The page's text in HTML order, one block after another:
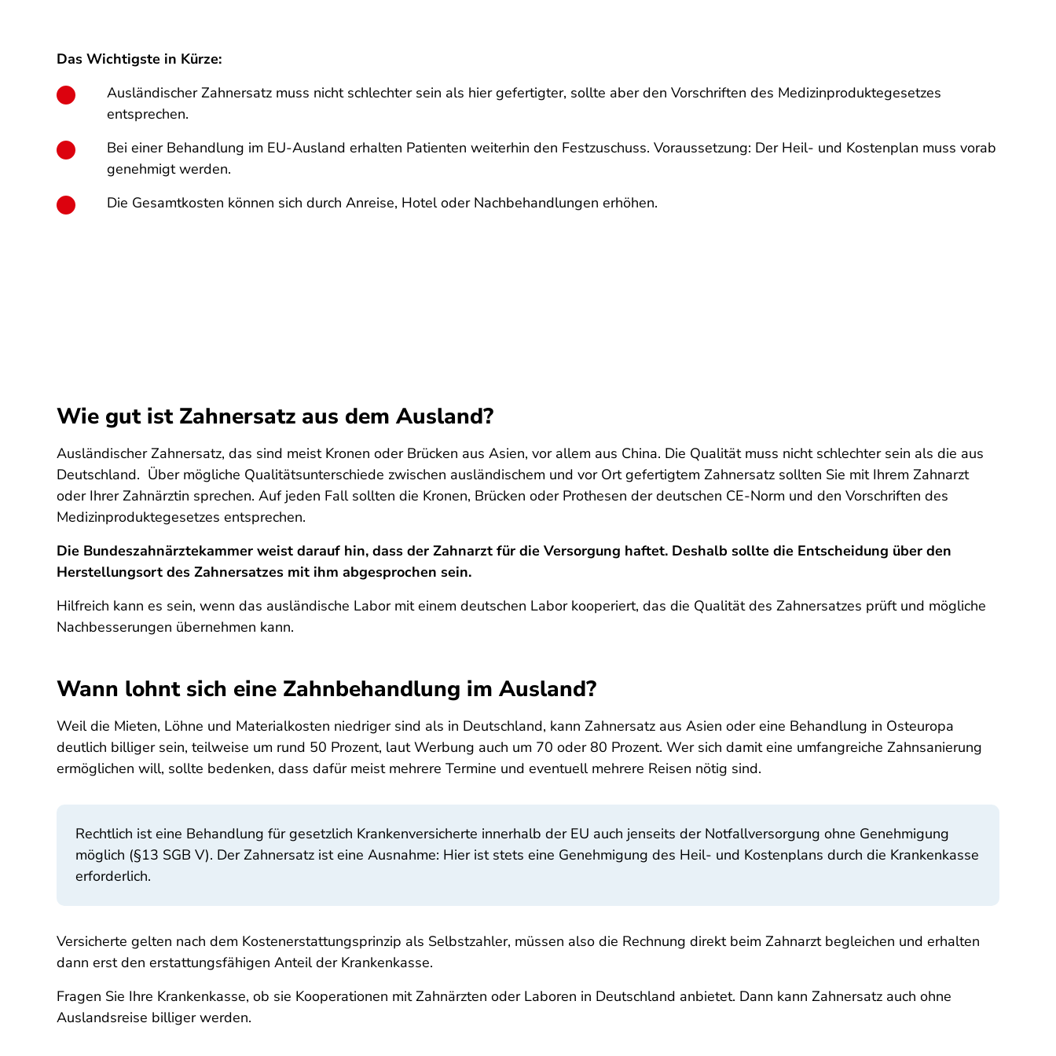
Das Wichtigste in Kürze:
Ausländischer Zahnersatz muss nicht schlechter sein als hier gefertigter, sollte aber den Vorschriften des Medizinproduktegesetzes
entsprechen.
Bei einer Behandlung im EU-Ausland erhalten Patienten weiterhin den Festzuschuss. Voraussetzung: Der Heil- und Kostenplan muss vorab
genehmigt werden.
Die Gesamtkosten können sich durch Anreise, Hotel oder Nachbehandlungen erhöhen.
Wie gut ist Zahnersatz aus dem Ausland?
Ausländischer Zahnersatz, das sind meist Kronen oder Brücken aus Asien, vor allem aus China. Die Qualität muss nicht schlechter sein als die aus
Deutschland. Über mögliche Qualitätsunterschiede zwischen ausländischem und vor Ort gefertigtem Zahnersatz sollten Sie mit Ihrem Zahnarzt
oder Ihrer Zahnärztin sprechen. Auf jeden Fall sollten die Kronen, Brücken oder Prothesen der deutschen CE-Norm und den Vorschriften des
Medizinproduktegesetzes entsprechen.
Die Bundeszahnärztekammer weist darauf hin, dass der Zahnarzt für die Versorgung haftet. Deshalb sollte die Entscheidung über den
Herstellungsort des Zahnersatzes mit ihm abgesprochen sein.
Hilfreich kann es sein, wenn das ausländische Labor mit einem deutschen Labor kooperiert, das die Qualität des Zahnersatzes prüft und mögliche
Nachbesserungen übernehmen kann.
Wann lohnt sich eine Zahnbehandlung im Ausland?
Weil die Mieten, Löhne und Materialkosten niedriger sind als in Deutschland, kann Zahnersatz aus Asien oder eine Behandlung in Osteuropa
deutlich billiger sein, teilweise um rund 50 Prozent, laut Werbung auch um 70 oder 80 Prozent. Wer sich damit eine umfangreiche Zahnsanierung
ermöglichen will, sollte bedenken, dass dafür meist mehrere Termine und eventuell mehrere Reisen nötig sind.
Rechtlich ist eine Behandlung für gesetzlich Krankenversicherte innerhalb der EU auch jenseits der Notfallversorgung ohne Genehmigung
möglich (§13 SGB V). Der Zahnersatz ist eine Ausnahme: Hier ist stets eine Genehmigung des Heil- und Kostenplans durch die Krankenkasse
erforderlich.
Versicherte gelten nach dem Kostenerstattungsprinzip als Selbstzahler, müssen also die Rechnung direkt beim Zahnarzt begleichen und erhalten
dann erst den erstattungsfähigen Anteil der Krankenkasse.
Fragen Sie Ihre Krankenkasse, ob sie Kooperationen mit Zahnärzten oder Laboren in Deutschland anbietet. Dann kann Zahnersatz auch ohne
Auslandsreise billiger werden.